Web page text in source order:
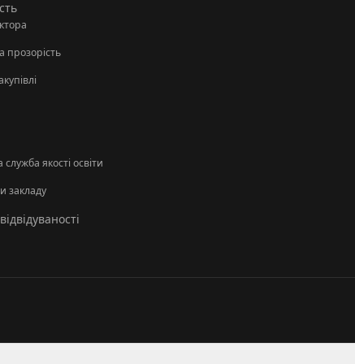
прозорість
якості освіти
закладу